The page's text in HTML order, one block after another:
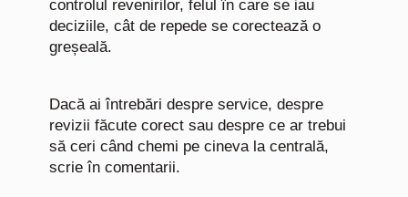
controlul revenirilor, felul în care se iau
deciziile, cât de repede se corectează o
greșeală.
Dacă ai întrebări despre service, despre
revizii făcute corect sau despre ce ar trebui
să ceri când chemi pe cineva la centrală,
scrie în comentarii.